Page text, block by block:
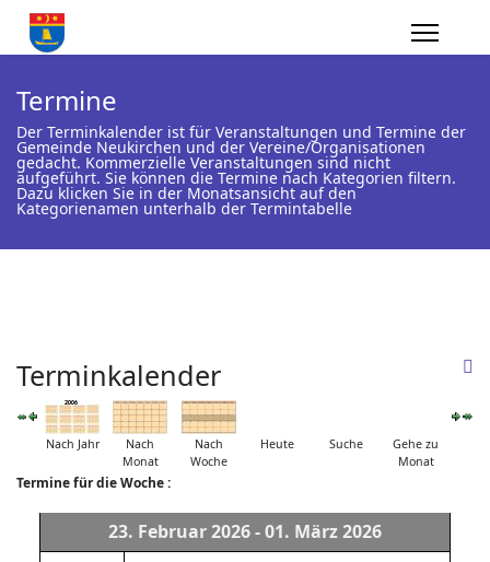
Termine
Der Terminkalender ist für Veranstaltungen und Termine der
Gemeinde Neukirchen und der Vereine/Organisationen
gedacht. Kommerzielle Veranstaltungen sind nicht
aufgeführt. Sie können die Termine nach Kategorien filtern.
Dazu klicken Sie in der Monatsansicht auf den
Kategorienamen unterhalb der Termintabelle
Terminkalender
Nach Jahr
Nach
Monat
Nach
Woche
Heute Suche
Gehe zu
Monat
Termine für die Woche :
23. Februar 2026 - 01. März 2026